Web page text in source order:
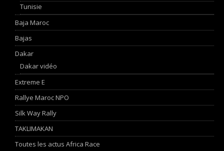
Tunisie
Baja Maroc
Bajas
Dakar
Dakar vidéo
Extreme E
Rallye Maroc NPO
Silk Way Rally
TAKLIMAKAN
Toutes les actus Africa Race